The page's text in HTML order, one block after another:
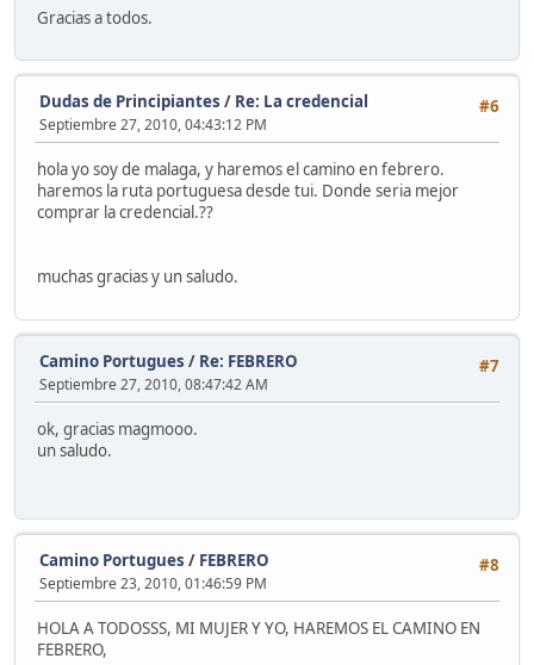
Gracias a todos.
#6
Dudas de Principiantes / Re: La credencial
Septiembre 27, 2010, 04:43:12 PM
hola yo soy de malaga, y haremos el camino en febrero.
haremos la ruta portuguesa desde tui. Donde seria mejor
comprar la credencial.??
muchas gracias y un saludo.
#7
Camino Portugues / Re: FEBRERO
Septiembre 27, 2010, 08:47:42 AM
ok, gracias magmooo.
un saludo.
#8
Camino Portugues / FEBRERO
Septiembre 23, 2010, 01:46:59 PM
HOLA A TODOSSS, MI MUJER Y YO, HAREMOS EL CAMINO EN
FEBRERO,